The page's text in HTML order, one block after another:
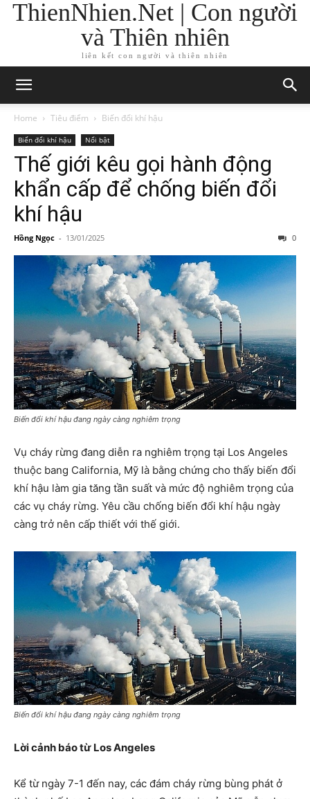
ThienNhien.Net | Con người
và Thiên nhiên
liên kết con người và thiên nhiên
Home Tiêu điểm Biến đổi khí hậu
Biến đổi khí hậu Nổi bật
Thế giới kêu gọi hành động
khẩn cấp để chống biến đổi
khí hậu
Hồng Ngọc - 13/01/2025 0
Biến đổi khí hậu đang ngày càng nghiêm trọng
Vụ cháy rừng đang diễn ra nghiêm trọng tại Los Angeles
thuộc bang California, Mỹ là bằng chứng cho thấy biến đổi
khí hậu làm gia tăng tần suất và mức độ nghiêm trọng của
các vụ cháy rừng. Yêu cầu chống biến đổi khí hậu ngày
càng trở nên cấp thiết với thế giới.
Biến đổi khí hậu đang ngày càng nghiêm trọng
Lời cảnh báo từ Los Angeles
Kể từ ngày 7-1 đến nay, các đám cháy rừng bùng phát ở